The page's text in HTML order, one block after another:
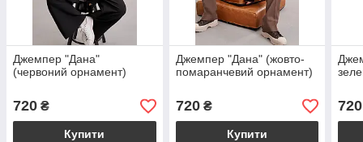
Джемпер "Дана"
(червоний орнамент)
720 ₴
Купити
Джемпер "Дана" (жовто-
помаранчевий орнамент)
720₴
Купити
720